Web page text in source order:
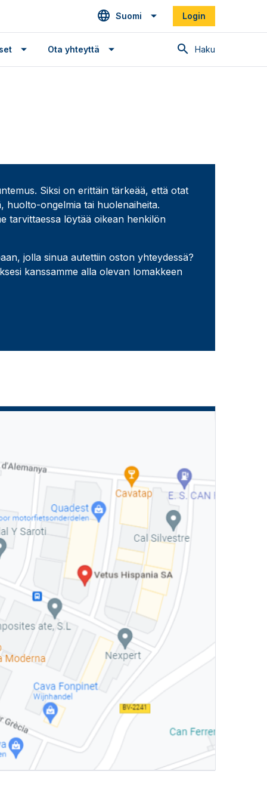
Suomi Login
Haku
Ota yhteyttä
Siksi on erittäin tärkeää, että otat
huolto-ongelmia tai huolenaiheita.
tarvittaessa löytää oikean henkilön
jolla sinua autettiin oston yhteydessä?
kanssamme alla olevan lomakkeen